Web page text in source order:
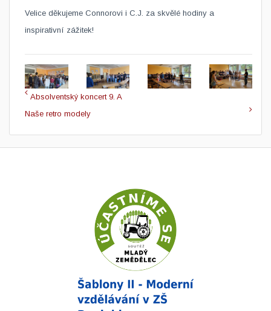
Velice děkujeme Connorovi i C.J. za skvělé hodiny a
inspirativní zážitek!
Absolventský koncert 9. A
Naše retro modely